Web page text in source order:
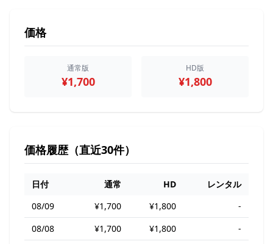
価格
通常版
¥1,700
HD版
¥1,800
価格履歴（直近30件）
日付 通常 HD
レンタル
08/09
¥1,700 ¥1,800
-
08/08
¥1,700 ¥1,800
-